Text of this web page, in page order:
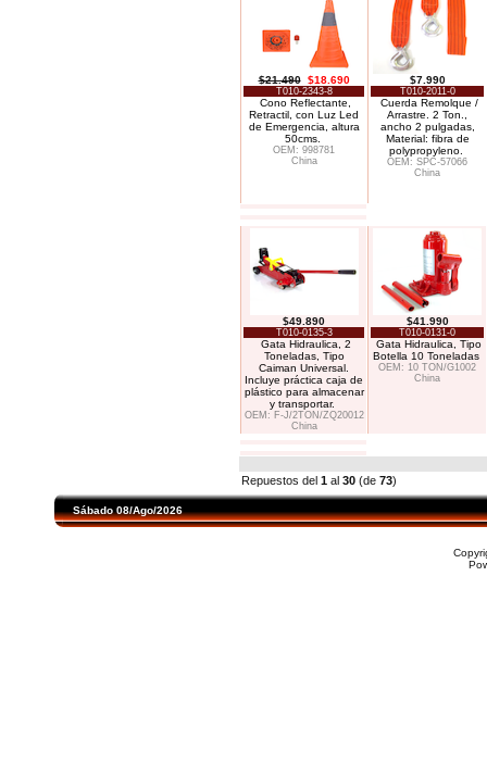
$21.490 $18.690
T010-2343-8
Cono Reflectante,
Retractil, con Luz Led
de Emergencia, altura
50cms.
OEM: 998781
China
$7.990
T010-2011-0
Cuerda Remolque /
Arrastre. 2 Ton.,
ancho 2 pulgadas,
Material: fibra de
polypropyleno.
OEM: SPC-57066
China
$49.890
T010-0135-3
Gata Hidraulica, 2
Toneladas, Tipo
Caiman Universal.
Incluye práctica caja de
plástico para almacenar
y transportar.
OEM: F-J/2TON/ZQ20012
China
$41.990
T010-0131-0
Gata Hidraulica, Tipo
Botella 10 Toneladas
OEM: 10 TON/G1002
China
Repuestos del 1 al 30 (de 73)
Sábado 08/Ago/2026